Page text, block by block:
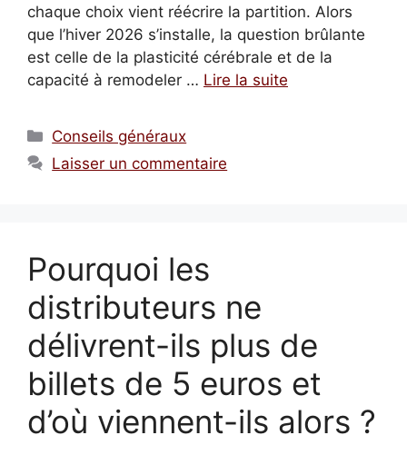
chaque choix vient réécrire la partition. Alors
que l’hiver 2026 s’installe, la question brûlante
est celle de la plasticité cérébrale et de la
capacité à remodeler … Lire la suite
Catégories
Conseils généraux
Laisser un commentaire
Pourquoi les
distributeurs ne
délivrent-ils plus de
billets de 5 euros et
d’où viennent-ils alors ?